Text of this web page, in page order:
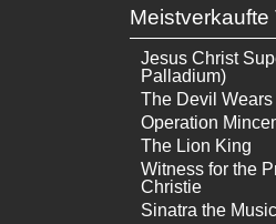
Meistverkaufte
Jesus Christ
Palladium)
The Devil Wears
Operation
The Lion King
Witness for the
Christie
Sinatra the